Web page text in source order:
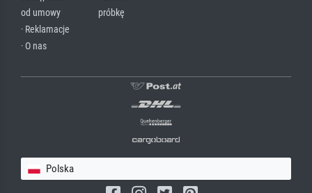
od umowy
· Reklamacje
· O nas
próbkę
Polska